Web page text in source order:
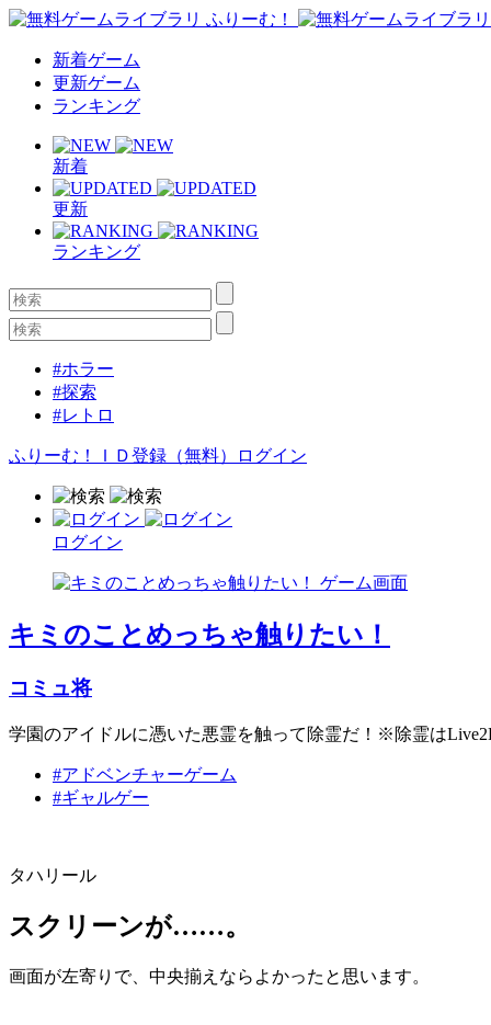
新着ゲーム
更新ゲーム
ランキング
新着
更新
ランキング
#ホラー
#探索
#レトロ
ふりーむ！ＩＤ登録（無料） ログイン
ログイン
キミのことめっちゃ触りたい！
コミュ将
学園のアイドルに憑いた悪霊を触って除霊だ！※除霊は
#アドベンチャーゲーム
#ギャルゲー
タハリール
スクリーンが……。
画面が左寄りで、中央揃えならよかったと思います。